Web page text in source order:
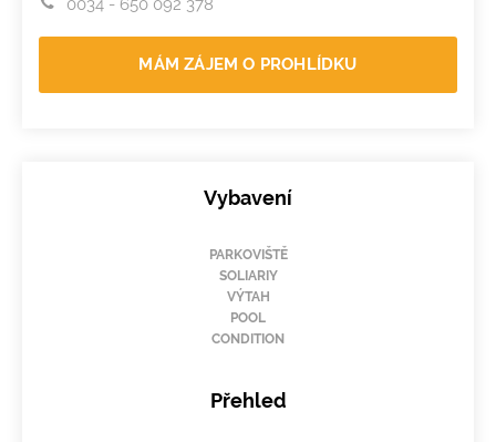
0034 - 650 092 378
MÁM ZÁJEM O PROHLÍDKU
Vybavení
PARKOVIŠTĚ
SOLIARIY
VÝTAH
POOL
CONDITION
Přehled